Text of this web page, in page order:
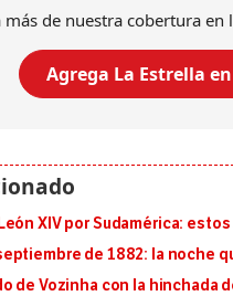
más de nuestra cobertura en
Agrega La Estrella
XIV por Sudamérica:
de 1882: la noche
de Vozinha con la hinchada